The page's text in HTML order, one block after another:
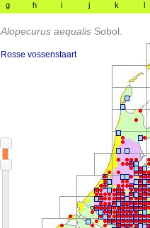
g h i j k l
Alopecurus aequalis Sobol.
Rosse vossenstaart